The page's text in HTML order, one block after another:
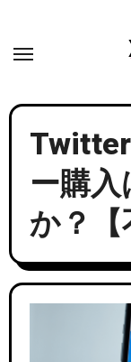
キ
ー購
か？【